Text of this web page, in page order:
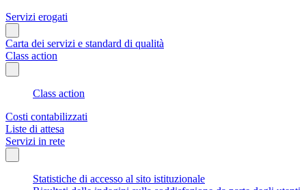
Servizi erogati
Carta dei servizi e standard di qualità
Class action
Class action
Costi contabilizzati
Liste di attesa
Servizi in rete
Statistiche di accesso al sito istituzionale